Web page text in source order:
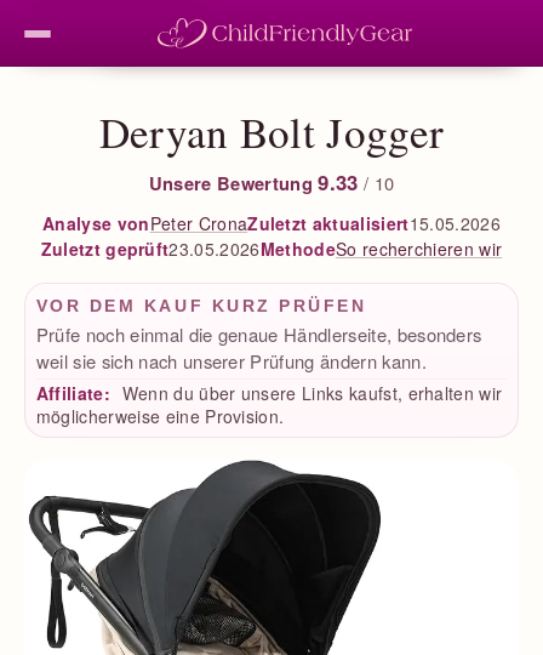
Deryan Bolt Jogger
Unsere Bewertung 9.33 / 10
Analyse vonPeter CronaZuletzt aktualisiert15.05.2026
Zuletzt geprüft23.05.2026MethodeSo recherchieren wir
VOR DEM KAUF KURZ PRÜFEN
Prüfe noch einmal die genaue Händlerseite, besonders
weil sie sich nach unserer Prüfung ändern kann.
Affiliate: Wenn du über unsere Links kaufst, erhalten wir
möglicherweise eine Provision.